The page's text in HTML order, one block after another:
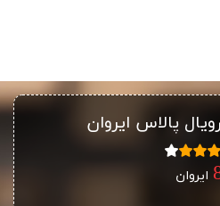
پالاس ایروان
ایروان